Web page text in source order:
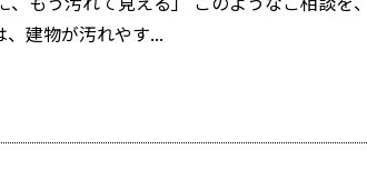
建物が汚れやす...